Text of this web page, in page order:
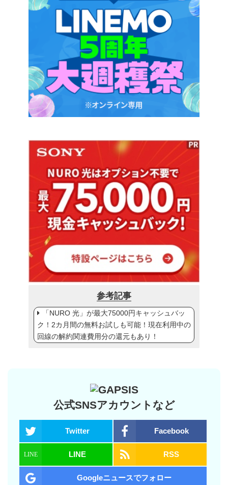
参考記事
「NURO 光」が最大75000円キャッシュバッ
ク！2カ月間の無料お試しも可能！現在利用中の
回線の解約関連費用分の還元もあり！
公式SNSアカウントなど
Twitter Facebook
LINE RSS
Googleニュースでフォロー